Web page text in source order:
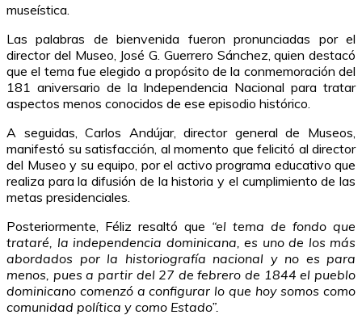
museística.
Las palabras de bienvenida fueron pronunciadas por el
director del Museo, José G. Guerrero Sánchez, quien destacó
que el tema fue elegido a propósito de la conmemoración del
181 aniversario de la Independencia Nacional para tratar
aspectos menos conocidos de ese episodio histórico.
A seguidas, Carlos Andújar, director general de Museos,
manifestó su satisfacción, al momento que felicitó al director
del Museo y su equipo, por el activo programa educativo que
realiza para la difusión de la historia y el cumplimiento de las
metas presidenciales.
Posteriormente, Féliz resaltó que “el tema de fondo que
trataré, la independencia dominicana, es uno de los más
abordados por la historiografía nacional y no es para
menos, pues a partir del 27 de febrero de 1844 el pueblo
dominicano comenzó a configurar lo que hoy somos como
comunidad política y como Estado”.